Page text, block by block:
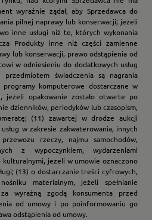
wyraźnie żądał, aby Sprzedawca do
pilnej naprawy lub konserwacji; jeżeli
inne usługi niż te, których wykonania
Produkty inne niż części zamienne
lub konserwacji, prawo odstąpienia od
w odniesieniu do dodatkowych usług
świadczenia są nagrania
komputerowe dostarczane w
jeżeli opakowanie zostało otwarte po
dzienników, periodyków lub czasopism,
(11) zawartej w drodze aukcji
w zakresie zakwaterowania, innych
rzeczy, najmu samochodów,
z wypoczynkiem, wydarzeniami
jeżeli w umowie oznaczono
(13) o dostarczanie treści cyfrowych,
materialnym, jeżeli spełnianie
wyraźną zgodą konsumenta przed
od umowy i po poinformowaniu go
odstąpienia od umowy.